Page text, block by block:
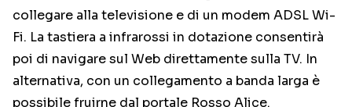
collegare alla televisione e di un modem ADSL Wi-
Fi. La tastiera a infrarossi in dotazione consentirà
poi di navigare sul Web direttamente sulla TV. In
alternativa, con un collegamento a banda larga è
possibile fruirne dal portale Rosso Alice.